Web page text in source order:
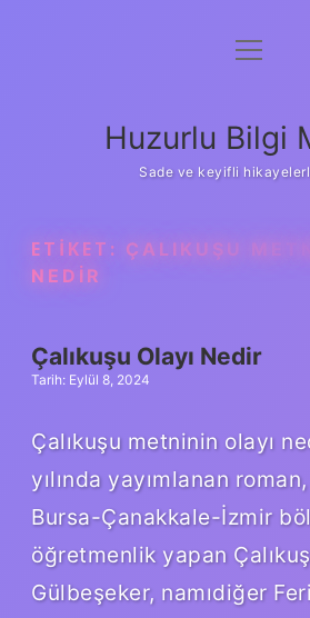
Anasayfa
Yasal Uyarı
menüyü
Huzurlu Bilgi
Sade ve keyifli
ETIKET: ÇALIKUŞU
NEDIR
Çalıkuşu Olayı Nedir
Tarih: Eylül 8, 2024
Çalıkuşu metninin olayı
yılında yayımlanan
Bursa-Çanakkale-İzmir
öğretmenlik yapan
Gülbeşeker, namıdiğer